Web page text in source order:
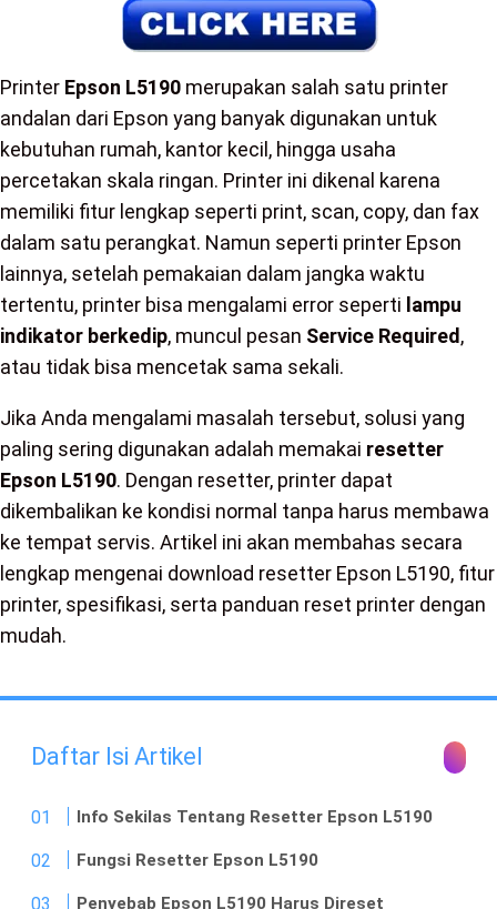
Printer Epson L5190 merupakan salah satu printer
andalan dari Epson yang banyak digunakan untuk
kebutuhan rumah, kantor kecil, hingga usaha
percetakan skala ringan. Printer ini dikenal karena
memiliki fitur lengkap seperti print, scan, copy, dan fax
dalam satu perangkat. Namun seperti printer Epson
lainnya, setelah pemakaian dalam jangka waktu
tertentu, printer bisa mengalami error seperti lampu
indikator berkedip, muncul pesan Service Required,
atau tidak bisa mencetak sama sekali.
Jika Anda mengalami masalah tersebut, solusi yang
paling sering digunakan adalah memakai resetter
Epson L5190. Dengan resetter, printer dapat
dikembalikan ke kondisi normal tanpa harus membawa
ke tempat servis. Artikel ini akan membahas secara
lengkap mengenai download resetter Epson L5190, fitur
printer, spesifikasi, serta panduan reset printer dengan
mudah.
Daftar Isi Artikel
Info Sekilas Tentang Resetter Epson L5190
Fungsi Resetter Epson L5190
Penyebab Epson L5190 Harus Direset